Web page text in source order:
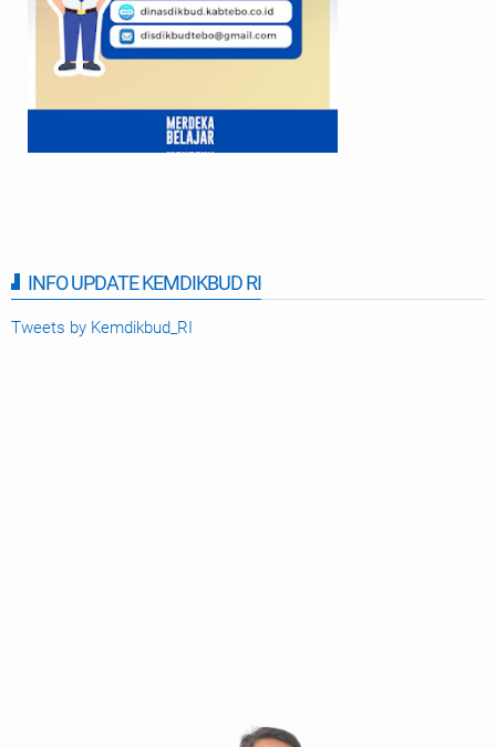
INFO UPDATE KEMDIKBUD RI
Tweets by Kemdikbud_RI